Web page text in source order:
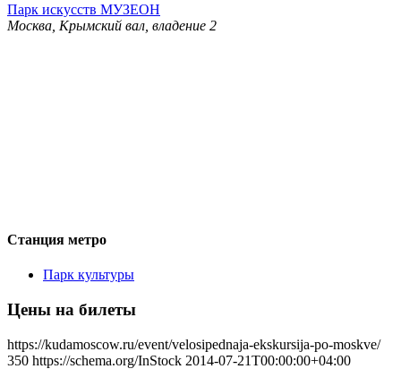
Парк искусств МУЗЕОН
Москва, Крымский вал, владение 2
Станция метро
Парк культуры
Цены на билеты
https://kudamoscow.ru/event/velosipednaja-ekskursija-po-moskve/
350 https://schema.org/InStock 2014-07-21T00:00:00+04:00